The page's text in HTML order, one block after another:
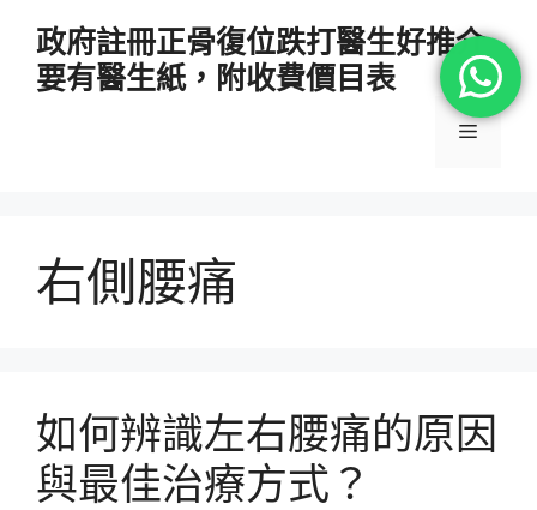
政府註冊正骨復位跌打醫生好推介
要有醫生紙，附收費價目表
選
右側腰痛
如何辨識左右腰痛的原因
與最佳治療方式？